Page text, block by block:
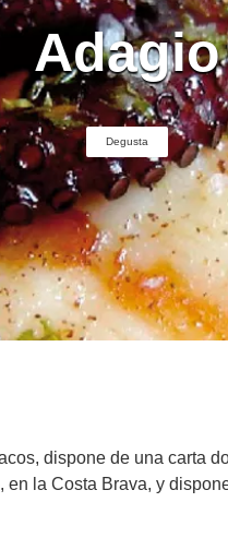
Adagio
Degusta
dispone de una carta
la Costa Brava, y